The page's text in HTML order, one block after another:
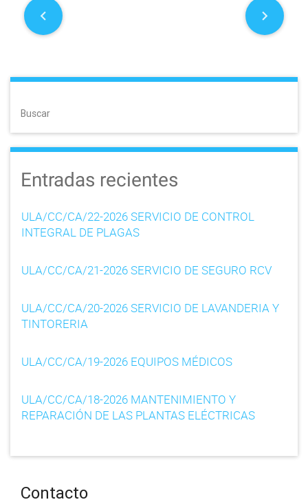
P
s
n
a
g
a
n
Buscar
Entradas recientes
ULA/CC/CA/22-2026 SERVICIO DE CONTROL
INTEGRAL DE PLAGAS
ULA/CC/CA/21-2026 SERVICIO DE SEGURO RCV
ULA/CC/CA/20-2026 SERVICIO DE LAVANDERIA Y
TINTORERIA
ULA/CC/CA/19-2026 EQUIPOS MÉDICOS
ULA/CC/CA/18-2026 MANTENIMIENTO Y
REPARACIÓN DE LAS PLANTAS ELÉCTRICAS
Contacto